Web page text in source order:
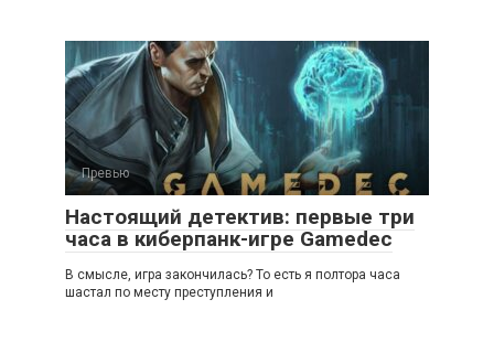
Превью
Настоящий детектив: первые три
часа в киберпанк-игре Gamedec
В смысле, игра закончилась? То есть я полтора часа
шастал по месту преступления и